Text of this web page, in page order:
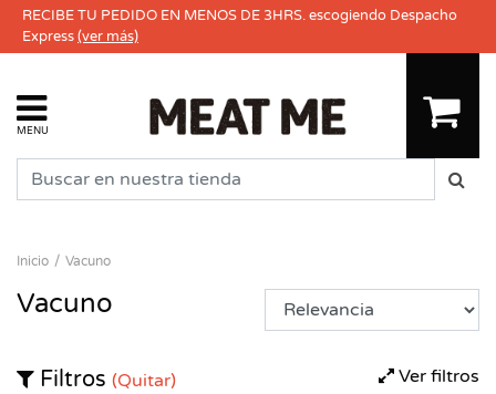
RECIBE TU PEDIDO EN MENOS DE 3HRS. escogiendo Despacho
Express(ver más)
MENU
Inicio Vacuno
Vacuno
Ver filtros
Filtros (Quitar)